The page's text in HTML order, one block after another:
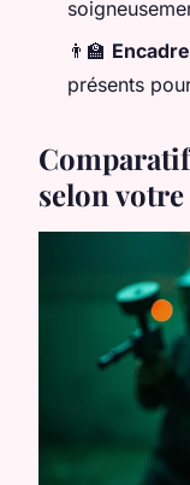
👨‍🏫
présents
selon